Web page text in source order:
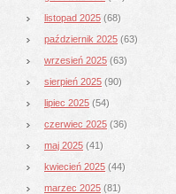
listopad 2025 (68)
październik 2025 (63)
wrzesień 2025 (63)
sierpień 2025 (90)
lipiec 2025 (54)
czerwiec 2025 (36)
maj 2025 (41)
kwiecień 2025 (44)
marzec 2025 (81)